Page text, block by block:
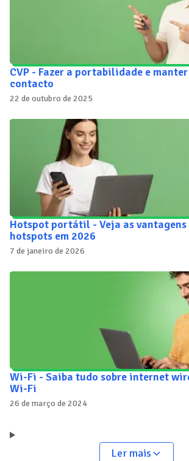
CVP - Fazer a portabilidade e
contacto
22 de outubro de 2025
Hotspot portátil - Veja as vantagens
hotspots em 2026
7 de janeiro de 2026
Wi-Fi - Saiba tudo sobre internet
Wi-Fi
26 de março de 2024
Ler mais